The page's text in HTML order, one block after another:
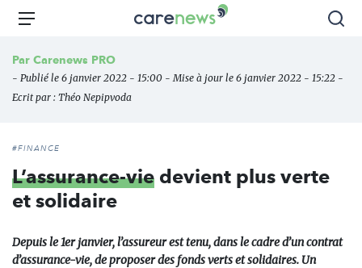
Aller
principal
Carenews,
des
Menu
Par Carenews PRO
- Publié le 6 janvier 2022 - 15:00 - Mise à jour le 6 janvier 2022 - 15:22 -
Ecrit par : Théo Nepipvoda
#FINANCE
L’assurance-vie devient plus verte
et solidaire
Depuis le 1er janvier, l’assureur est tenu, dans le cadre d’un contrat
d’assurance-vie, de proposer des fonds verts et solidaires. Un